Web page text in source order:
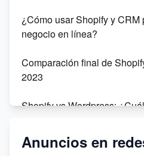
¿Cómo usar Shopify y CRM
negocio en línea?
Comparación final de
2023
Shopify vs Wordpress:
Dropshipping: Sophie Fai vs
Anuncios en